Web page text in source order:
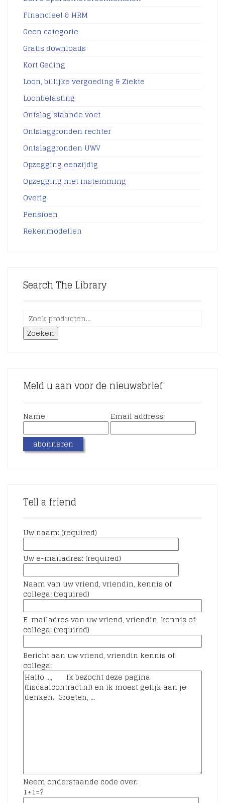
Financieel & HRM
Geen categorie
Gratis downloads
Kort Geding
Loon, billijke vergoeding & Ziekte
Loonbelasting
Ontslag staande voet
Ontslaggronden rechter
Ontslaggronden UWV
Opzegging eenzijdig
Opzegging met instemming
Overig
Pensioen
Rekenmodellen
Search The Library
Zoeken
Meld u aan voor de nieuwsbrief
Name Email address:
Tell a friend
Uw naam: (required)
Uw e-mailadres: (required)
Naam van uw vriend, vriendin, kennis of
collega: (required)
E-mailadres van uw vriend, vriendin, kennis of
collega: (required)
Bericht aan uw vriend, vriendin kennis of
collega:
Neem onderstaande code over:
1+1=?